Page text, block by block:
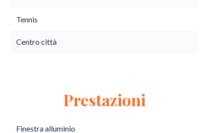
Tennis
Centro città
Prestazioni
Finestra alluminio